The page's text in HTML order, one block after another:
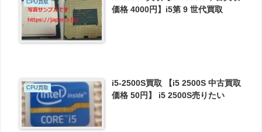
CPU買取
価格 4000円】i5第 9 世代買取
CPU買取
i5-2500S買取 【i5 2500S 中古買取
価格 50円】 i5 2500S売りたい